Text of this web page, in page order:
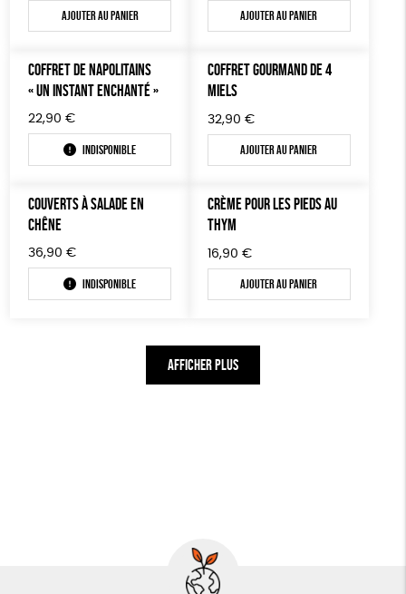
Ajouter au panier Ajouter au panier
COFFRET DE NAPOLITAINS
« UN INSTANT ENCHANTÉ »
22,90 €
Indisponible
COFFRET GOURMAND DE 4
MIELS
32,90 €
Ajouter au panier
COUVERTS À SALADE EN
CHÊNE
36,90 €
Indisponible
CRÈME POUR LES PIEDS AU
THYM
16,90 €
Ajouter au panier
AFFICHER PLUS